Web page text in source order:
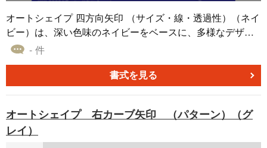
オートシェイプ 四方向矢印 （サイズ・線・透過性）（ネイ
ビー）は、深い色味のネイビーをベースに、多様なデザイ
ン設定を持つ矢印素材です。この素材集は、サイズ調整の
す。使用する文書やスライドのデザインに合わせて、最適
な形状や表現を選択できます。パワーポイント・エクセ
ください。
- 件
書式を見る
オートシェイプ 右カーブ矢印 （パターン）（グ
レイ）